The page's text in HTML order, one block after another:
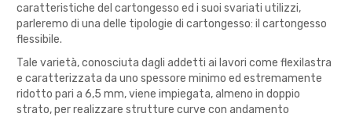
caratteristiche del cartongesso ed i suoi svariati utilizzi,
parleremo di una delle tipologie di cartongesso: il cartongesso
flessibile.
Tale varietà, conosciuta dagli addetti ai lavori come flexilastra
e caratterizzata da uno spessore minimo ed estremamente
ridotto pari a 6,5 mm, viene impiegata, almeno in doppio
strato, per realizzare strutture curve con andamento